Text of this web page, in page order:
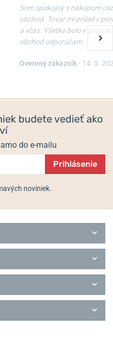
Som spokojný s nákupom cez
obchod. Tovar mi prišiel v
a včas. Všetko bolo v
obchod odporúčam.
Overený zákazník • 14. 5.
budete vedieť ako
do e-mailu
Prihlásenie
noviniek.